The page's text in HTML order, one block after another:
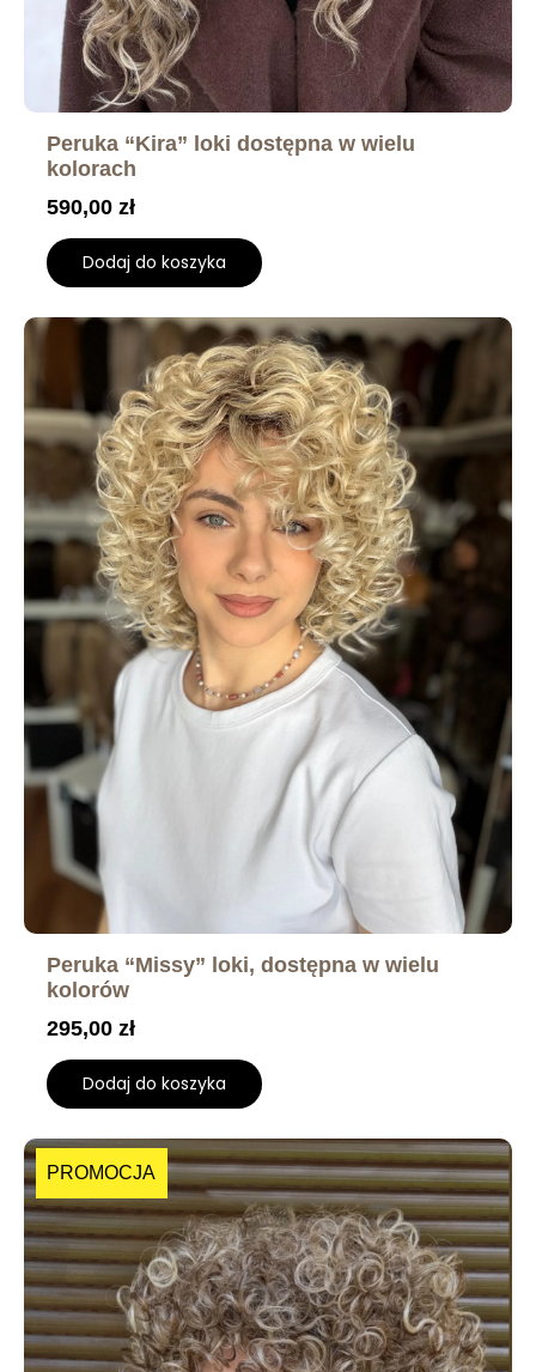
Peruka “Kira” loki dostępna w wielu
kolorach
590,00zł
Dodaj do koszyka
Peruka “Missy” loki, dostępna w wielu
kolorów
295,00zł
Dodaj do koszyka
PROMOCJA